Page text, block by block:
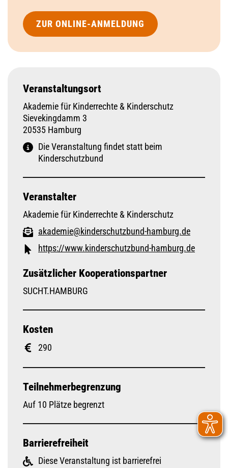
ZUR ONLINE-ANMELDUNG
Veranstaltungsort
Akademie für Kinderrechte & Kinderschutz
Sievekingdamm 3
20535 Hamburg
Die Veranstaltung findet statt beim
Kinderschutzbund
Veranstalter
Akademie für Kinderrechte & Kinderschutz
akademie@kinderschutzbund-hamburg.de
https://www.kinderschutzbund-hamburg.de
Zusätzlicher Kooperationspartner
SUCHT.HAMBURG
Kosten
290
Teilnehmerbegrenzung
Auf 10 Plätze begrenzt
Barrierefreiheit
Diese Veranstaltung ist barrierefrei